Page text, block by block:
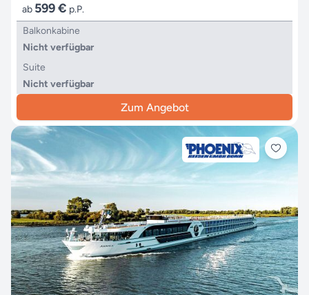
ab 599 € p.P.
Balkonkabine
Nicht verfügbar
Suite
Nicht verfügbar
Zum Angebot